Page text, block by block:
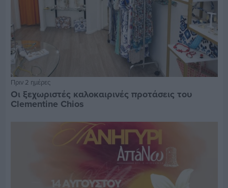
Πριν 2 ημέρες
Οι ξεχωριστές καλοκαιρινές προτάσεις του
Clementine Chios